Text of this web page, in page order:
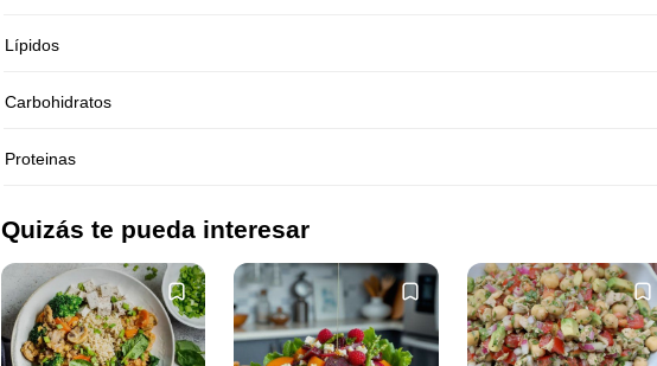
Lípidos
Carbohidratos
Proteinas
Quizás te pueda interesar